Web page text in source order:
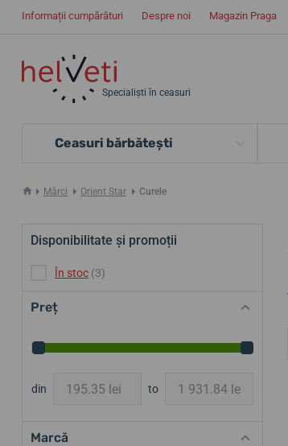
Informații cumpărături Despre noi Magazin Praga
Specialiști în ceasuri
Ceasuri bărbătești
Mărci Orient Star Curele
Disponibilitate și promoții
În stoc (3)
Preț
din to
Marcă